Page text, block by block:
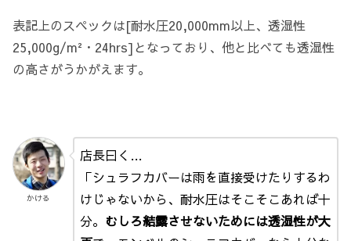
表記上のスペックは[耐水圧20,000mm以上、透湿性
25,000g/m²・24hrs]となっており、他と比べても透湿性
の高さがうかがえます。
かける
店長曰く…
「シュラフカバーは雨を直接受けたりするわ
けじゃないから、耐水圧はそこそこあれば十
分。 むしろ結露させないためには透湿性が大